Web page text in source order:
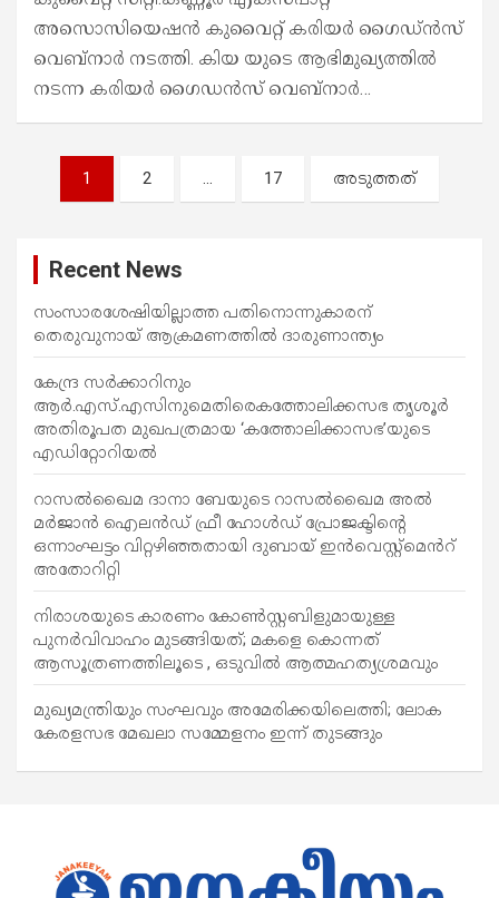
അസൊസിയെഷന്‍ കുവൈറ്റ് കരിയര്‍ ഗൈഡ്ന്‍സ്
വെബ്നാര്‍ നടത്തി. കിയ യുടെ ആഭിമുഖ്യത്തില്‍
നടന്ന കരിയര്‍ ഗൈഡന്‍സ് വെബ്നാര്‍…
ളി
ലൂ
ടെ
1 2 … 17 അടുത്തത്
Recent News
സംസാരശേഷിയില്ലാത്ത പതിനൊന്നുകാരന്
തെരുവുനായ് ആക്രമണത്തില്‍ ദാരുണാന്ത്യം
കേന്ദ്ര സർക്കാറിനും
ആർ.എസ്.എസിനുമെതിരെകത്തോലിക്കസഭ തൃശൂർ
അതിരൂപത മുഖപത്രമായ ‘കത്തോലിക്കാസഭ’യുടെ
എഡിറ്റോറിയൽ
റാസൽഖൈമ ദാനാ ബേയുടെ റാസൽഖൈമ അൽ
മർജാൻ ഐലൻഡ് ഫ്രീ ഹോൾഡ് പ്രോജക്ടിന്റെ
ഒന്നാംഘട്ടം വിറ്റഴിഞ്ഞതായി ദുബായ് ഇൻവെസ്റ്റ്‌മെൻറ്
അതോറിറ്റി
നിരാശയുടെ കാരണം കോണ്‍സ്റ്റബിളുമായുള്ള
പുനര്‍വിവാഹം മുടങ്ങിയത്; മകളെ കൊന്നത്
ആസൂത്രണത്തിലൂടെ , ഒടുവിൽ ആത്മഹത്യശ്രമവും
മുഖ്യമന്ത്രിയും സംഘവും അമേരിക്കയിലെത്തി; ലോക
കേരളസഭ മേഖലാ സമ്മേളനം ഇന്ന് തുടങ്ങും